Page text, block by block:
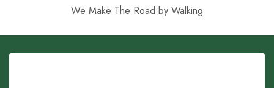
We Make The Road by Walking